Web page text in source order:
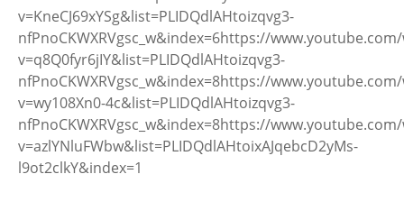
v=KneCJ69xYSg&list=PLIDQdlAHtoizqvg3-
nfPnoCKWXRVgsc_w&index=6https://
v=q8Q0fyr6jIY&list=PLIDQdlAHtoizqvg3-
nfPnoCKWXRVgsc_w&index=8https://
v=wy108Xn0-4c&list=PLIDQdlAHtoizqvg3-
nfPnoCKWXRVgsc_w&index=8https://
v=azlYNluFWbw&list=PLIDQdlAHtoixAJqebcD2yMs-
l9ot2clkY&index=1